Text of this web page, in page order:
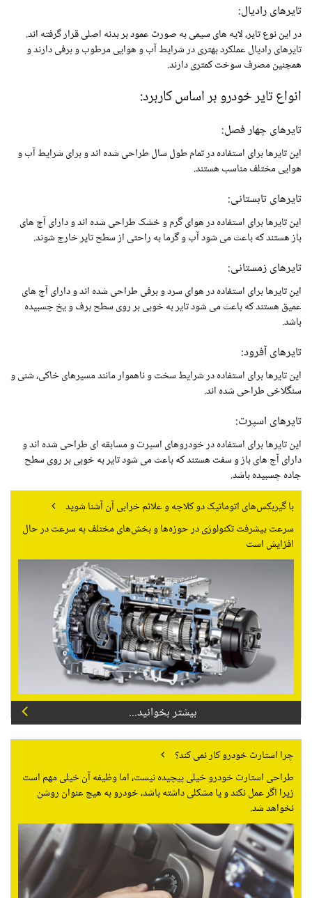
تایرهای رادیال:
در این نوع تایر، لایه های سیمی به صورت عمود بر بدنه اصلی قرار گرفته اند.
تایرهای رادیال عملکرد بهتری در شرایط آب و هوایی مرطوب و برفی دارند و
همچنین مصرف سوخت کمتری دارند.
انواع تایر خودرو بر اساس کاربرد:
تایرهای چهار فصل:
این تایرها برای استفاده در تمام طول سال طراحی شده اند و برای شرایط آب و
هوایی مختلف مناسب هستند.
تایرهای تابستانی:
این تایرها برای استفاده در هوای گرم و خشک طراحی شده اند و دارای آج های
باز هستند که باعث می شود آب و گرما به راحتی از سطح تایر خارج شوند.
تایرهای زمستانی:
این تایرها برای استفاده در هوای سرد و برفی طراحی شده اند و دارای آج های
عمیق هستند که باعث می شود تایر به خوبی بر روی سطح برف و یخ چسبیده
باشد.
تایرهای آفرود:
این تایرها برای استفاده در شرایط سخت و ناهموار مانند مسیرهای خاکی، شنی و
سنگلاخی طراحی شده اند.
تایرهای اسپرت:
این تایرها برای استفاده در خودروهای اسپرت و مسابقه ای طراحی شده اند و
دارای آج های باز و سفت هستند که باعث می شود تایر به خوبی بر روی سطح
جاده چسبیده باشد.
با گیربکس‌های اتوماتیک دو کلاچه و علائم خرابی آن آشنا شوید
سرعت پیشرفت تکنولوژی در حوزه‌ها و بخش‌های مختلف به سرعت در حال
افزایش است
بیشتر بخوانید...
چرا استارت خودرو کار نمی کند؟
طراحی استارت خودرو خیلی پیچیده نیست، اما وظیفه آن خیلی مهم است
زیرا اگر عمل نکند و یا مشکلی داشته باشد، خودرو به هیچ عنوان روشن
نخواهد شد.